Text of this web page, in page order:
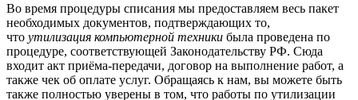
Во время процедуры списания мы предоставляем весь пакет
необходимых документов, подтверждающих то,
что утилизация компьютерной техники была проведена по
процедуре, соответствующей Законодательству РФ. Сюда
входит акт приёма-передачи, договор на выполнение работ, а
также чек об оплате услуг. Обращаясь к нам, вы можете быть
также полностью уверены в том, что работы по утилизации